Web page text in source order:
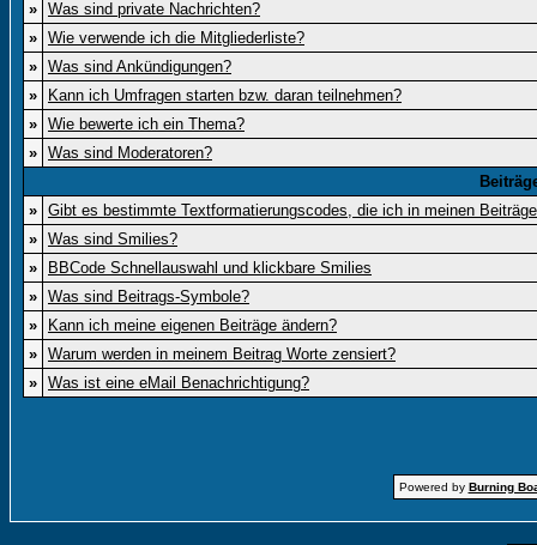
» Was sind private Nachrichten?
» Wie verwende ich die Mitgliederliste?
» Was sind Ankündigungen?
»
Kann ich Umfragen starten bzw. daran teilnehmen?
» Wie bewerte ich ein Thema?
» Was sind Moderatoren?
» Gibt es bestimmte Textformatierungscodes, die ich in meinen
» Was sind Smilies?
»
BBCode Schnellauswahl und klickbare Smilies
» Was sind Beitrags-Symbole?
»
Kann ich meine eigenen Beiträge ändern?
» Warum werden in meinem Beitrag Worte zensiert?
» Was ist eine eMail Benachrichtigung?
Powered by Burning